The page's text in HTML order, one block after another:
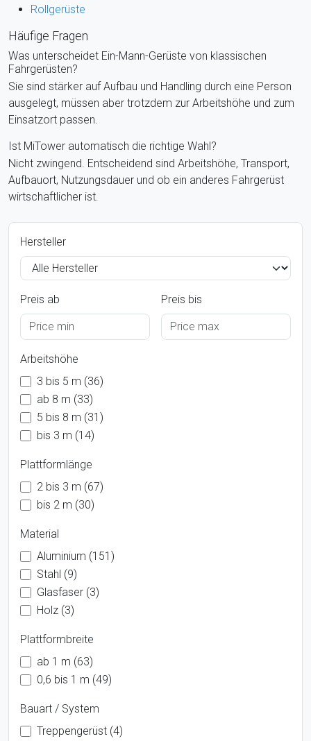
Rollgerüste
Häufige Fragen
Was unterscheidet Ein-Mann-Gerüste von klassischen
Fahrgerüsten?
Sie sind stärker auf Aufbau und Handling durch eine Person
ausgelegt, müssen aber trotzdem zur Arbeitshöhe und zum
Einsatzort passen.
Ist MiTower automatisch die richtige Wahl?
Nicht zwingend. Entscheidend sind Arbeitshöhe, Transport,
Aufbauort, Nutzungsdauer und ob ein anderes Fahrgerüst
wirtschaftlicher ist.
Hersteller
Preis ab Preis bis
Arbeitshöhe
3 bis 5 m (36)
ab 8 m (33)
5 bis 8 m (31)
bis 3 m (14)
Plattformlänge
2 bis 3 m (67)
bis 2 m (30)
Material
Aluminium (151)
Stahl (9)
Glasfaser (3)
Holz (3)
Plattformbreite
ab 1 m (63)
0,6 bis 1 m (49)
Bauart / System
Treppengerüst (4)